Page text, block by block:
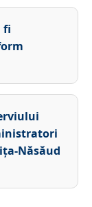
fi
Năsăud